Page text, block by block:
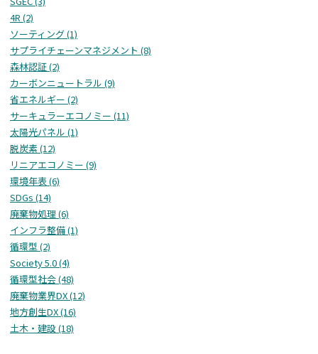
4R (2)
ソーティング (1)
サプライチェーンマネジメント (8)
森林認証 (2)
カーボンニュートラル (9)
省エネルギー (2)
サーキュラーエコノミー (11)
太陽光パネル (1)
脱炭素 (12)
リニアエコノミー (9)
環境年表 (6)
SDGs (14)
廃棄物処理 (6)
インフラ整備 (1)
循環型 (2)
Society 5.0 (4)
循環型社会 (48)
廃棄物業界DX (12)
地方創生DX (16)
⼟⽊・建設 (18)